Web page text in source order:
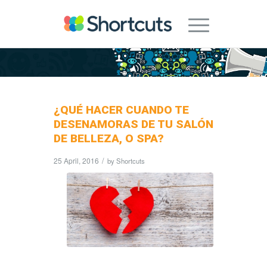
¿QUÉ HACER CUANDO TE
DESENAMORAS DE TU SALÓN
DE BELLEZA, O SPA?
25 April, 2016 / byShortcuts